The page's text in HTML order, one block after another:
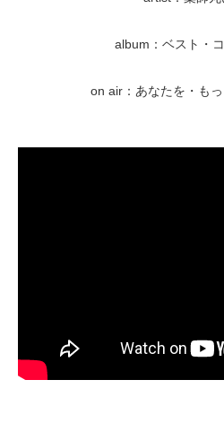
album：ベスト・
on air：あなたを・も